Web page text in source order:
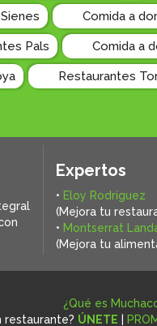
Comida a
Pals Comida a
Restaurantes
Expertos
• Eloy Rodríguez
(Mejora tu
• Montserrat
(Mejora tu
¿Qué es
restaurante? ÚNETE